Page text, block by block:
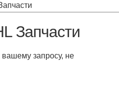
Запчасти
запросу, не